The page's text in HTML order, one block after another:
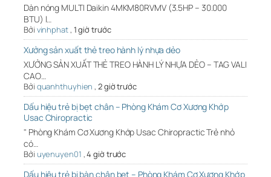
Dàn nóng MULTI Daikin 4MKM80RVMV (3.5HP – 30.000
BTU) l…
Bởi vinhphat, 1 giờ trước
Xưởng sản xuất thẻ treo hành lý nhựa dẻo
XƯỞNG SẢN XUẤT THẺ TREO HÀNH LÝ NHỰA DẺO – TAG VALI
CAO…
Bởi quanhthuyhien ,2 giờ trước
Dấu hiệu trẻ bị bẹt chân – Phòng Khám Cơ Xương Khớp
Usac Chiropractic
" Phòng Khám Cơ Xương Khớp Usac Chiropractic Trẻ nhỏ
có…
Bởi uyenuyen01 ,4 giờ trước
Dấu hiệu trẻ bị bàn chân bẹt – Phòng Khám Cơ Xương Khớp